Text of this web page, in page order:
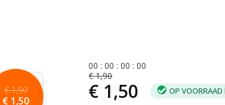
€ 1,90
€ 1,50
00 :00 :00 :00
€ 1,90
€ 1,50 OP